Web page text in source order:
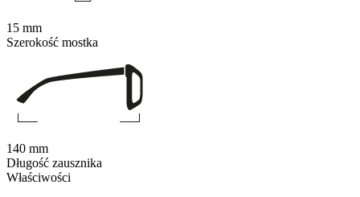
Właściwości
15 mm
Szerokość mostka
140 mm
Długość zausznika